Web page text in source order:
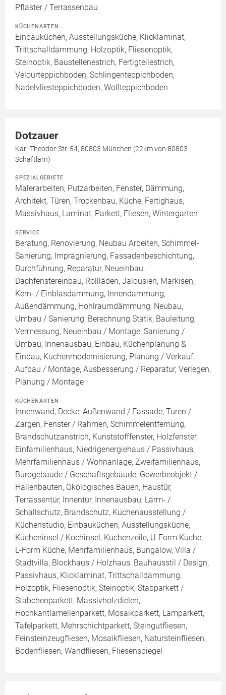
Pflaster / Terrassenbau
KÜCHENARTEN
Einbauküchen, Ausstellungsküche, Klicklaminat,
Trittschalldämmung, Holzoptik, Fliesenoptik,
Steinoptik, Baustellenestrich, Fertigteilestrich,
Velourteppichboden, Schlingenteppichboden,
Nadelvliesteppichboden, Wollteppichboden
Dotzauer
Karl-Theodor-Str. 54, 80803 München (22km von 80803
Schäftlarn)
SPEZIALGEBIETE
Malerarbeiten, Putzarbeiten, Fenster, Dämmung,
Architekt, Türen, Trockenbau, Küche, Fertighaus,
Massivhaus, Laminat, Parkett, Fliesen, Wintergarten
SERVICE
Beratung, Renovierung, Neubau Arbeiten, Schimmel-
Sanierung, Imprägnierung, Fassadenbeschichtung,
Durchführung, Reparatur, Neueinbau,
Dachfenstereinbau, Rollläden, Jalousien, Markisen,
Kern- / Einblasdämmung, Innendämmung,
Außendämmung, Hohlraumdämmung, Neubau,
Umbau / Sanierung, Berechnung Statik, Bauleitung,
Vermessung, Neueinbau / Montage, Sanierung /
Umbau, Innenausbau, Einbau, Küchenplanung &
Einbau, Küchenmodernisierung, Planung / Verkauf,
Aufbau / Montage, Ausbesserung / Reparatur, Verlegen,
Planung / Montage
KÜCHENARTEN
Innenwand, Decke, Außenwand / Fassade, Türen /
Zargen, Fenster / Rahmen, Schimmelentfernung,
Brandschutzanstrich, Kunststofffenster, Holzfenster,
Einfamilienhaus, Niedrigenergiehaus / Passivhaus,
Mehrfamilienhaus / Wohnanlage, Zweifamilienhaus,
Bürogebäude / Geschäftsgebäude, Gewerbeobjekt /
Hallenbauten, Ökologisches Bauen, Haustür,
Terrassentür, Innentür, Innenausbau, Lärm- /
Schallschutz, Brandschutz, Küchenausstellung /
Küchenstudio, Einbauküchen, Ausstellungsküche,
Kücheninsel / Kochinsel, Küchenzeile, U-Form Küche,
L-Form Küche, Mehrfamilienhaus, Bungalow, Villa /
Stadtvilla, Blockhaus / Holzhaus, Bauhausstil / Design,
Passivhaus, Klicklaminat, Trittschalldämmung,
Holzoptik, Fliesenoptik, Steinoptik, Stabparkett /
Stäbchenparkett, Massivholzdielen,
Hochkantlamellenparkett, Mosaikparkett, Lamparkett,
Tafelparkett, Mehrschichtparkett, Steingutfliesen,
Feinsteinzeugfliesen, Mosaikfliesen, Natursteinfliesen,
Bodenfliesen, Wandfliesen, Fliesenspiegel